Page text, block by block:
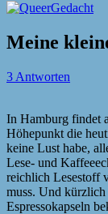
Meine
3 Antworten
In Hamburg findet
Höhepunkt die
keine Lust habe,
Lese- und
reichlich Lesestoff
muss. Und kürzlich
Espressokapseln